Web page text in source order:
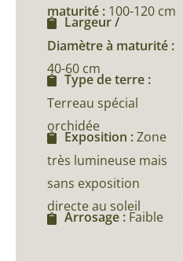
maturité : 100-120 cm
Largeur /
Diamètre à maturité :
40-60 cm
Type de terre :
Terreau spécial
orchidée
Exposition :Zone
très lumineuse mais
sans exposition
directe au soleil
Arrosage : Faible